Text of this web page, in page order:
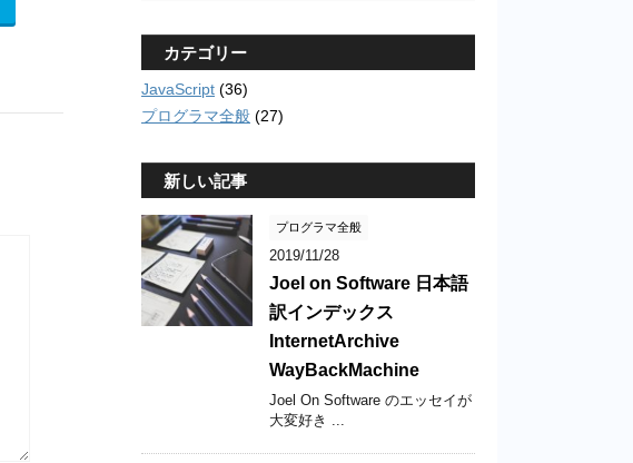
カテゴリー
JavaScript (36)
プログラマ全般 (27)
新しい記事
プログラマ全般
2019/11/28
Joel on Software 日本語
訳インデックス
InternetArchive
WayBackMachine
Joel On Software のエッセイが
大変好き ...